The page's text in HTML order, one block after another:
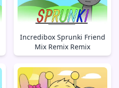
Incredibox Sprunki Friend
Mix Remix Remix